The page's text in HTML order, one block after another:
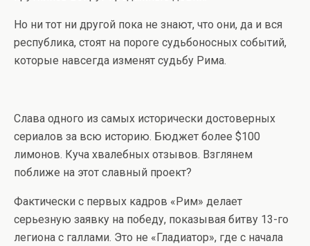
Но ни тот ни другой пока не знают, что они, да и вся
республика, стоят на пороге судьбоносных событий,
которые навсегда изменят судьбу Рима.
Слава одного из самых исторически достоверных
сериалов за всю историю. Бюджет более $100
лимонов. Куча хвалебных отзывов. Взглянем
поближе на этот славный проект?
Фактически с первых кадров «Рим» делает
серьезную заявку на победу, показывая битву 13-го
легиона с галлами. Это не «Гладиатор», где с начала